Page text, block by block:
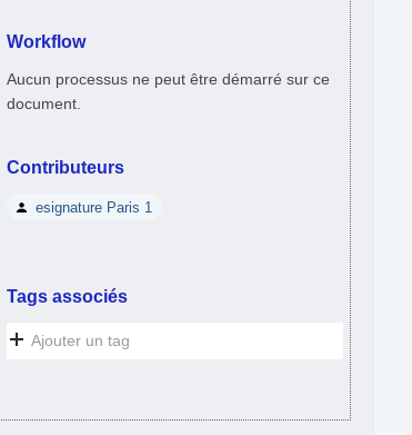
Workflow
Aucun processus ne peut être démarré sur ce
document.
Contributeurs
esignature Paris 1
Tags associés